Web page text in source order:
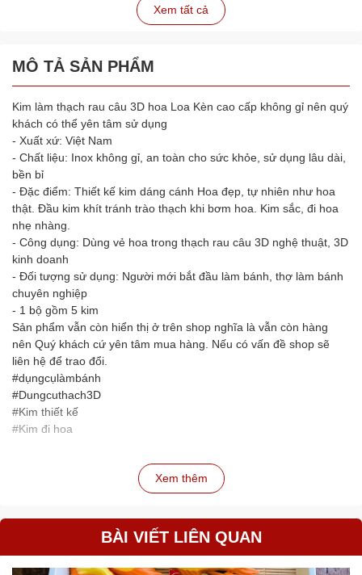
Xem tất cả
MÔ TẢ SẢN PHẨM
Kim làm thạch rau câu 3D hoa Loa Kèn cao cấp không gỉ nên quý
khách có thể yên tâm sử dụng
- Xuất xứ: Việt Nam
- Chất liệu: Inox không gỉ, an toàn cho sức khỏe, sử dụng lâu dài,
bền bỉ
- Đặc điểm: Thiết kế kim dáng cánh Hoa đẹp, tự nhiên như hoa
thật. Đầu kim khít tránh trào thạch khi bơm hoa. Kim sắc, đi hoa
nhẹ nhàng.
- Công dụng: Dùng vẻ hoa trong thạch rau câu 3D nghệ thuật, 3D
kinh doanh
- Đối tượng sử dụng: Người mới bắt đầu làm bánh, thợ làm bánh
chuyên nghiệp
- 1 bộ gồm 5 kim
Sản phẩm vẫn còn hiển thị ở trên shop nghĩa là vẫn còn hàng
nên Quý khách cứ yên tâm mua hàng. Nếu có vấn đề shop sẽ
liên hệ để trao đổi.
#dụngcụlàmbánh
#Dungcuthach3D
#Kim thiết kế
#Kim đi hoa
Xem thêm
BÀI VIẾT LIÊN QUAN